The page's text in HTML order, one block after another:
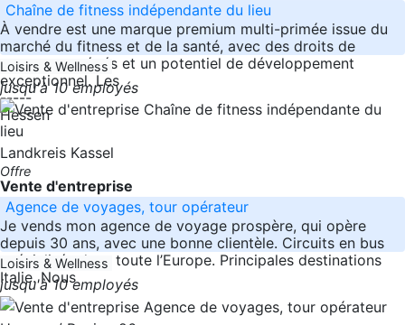
Chaîne de fitness indépendante du lieu
À vendre est une marque premium multi-primée issue du
marché du fitness et de la santé, avec des droits de
marque protégés et un potentiel de développement
exceptionnel. Les
-----
Hessen
Loisirs & Wellness
jusqu'à 10 employés
Landkreis Kassel
Offre
Vente d'entreprise
Agence de voyages, tour opérateur
Je vends mon agence de voyage prospère, qui opère
depuis 30 ans, avec une bonne clientèle. Circuits en bus
spécialisés dans toute l’Europe. Principales destinations
Italie. Nous
Loisirs & Wellness
jusqu'à 10 employés